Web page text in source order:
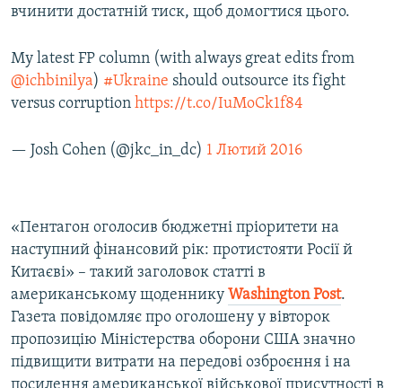
вчинити достатній тиск, щоб домогтися цього.
My latest FP column (with always great edits from
@ichbinilya) #Ukraine should outsource its fight
versus corruption https://t.co/IuMoCk1f84
— Josh Cohen (@jkc_in_dc) 1 Лютий 2016
«Пентагон оголосив бюджетні пріоритети на
наступний фінансовий рік: протистояти Росії й
Китаєві» – такий заголовок статті в
американському щоденнику Washington Post.
Газета повідомляє про оголошену у вівторок
пропозицію Міністерства оборони США значно
підвищити витрати на передові озброєння і на